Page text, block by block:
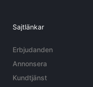
Sajtlänkar
Erbjudanden
Annonsera
Kundtjänst